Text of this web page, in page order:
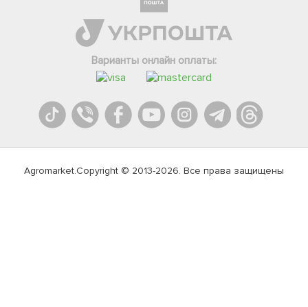
Варианты онлайн оплаты:
Agromarket.Copyright © 2013-2026. Все права защищены